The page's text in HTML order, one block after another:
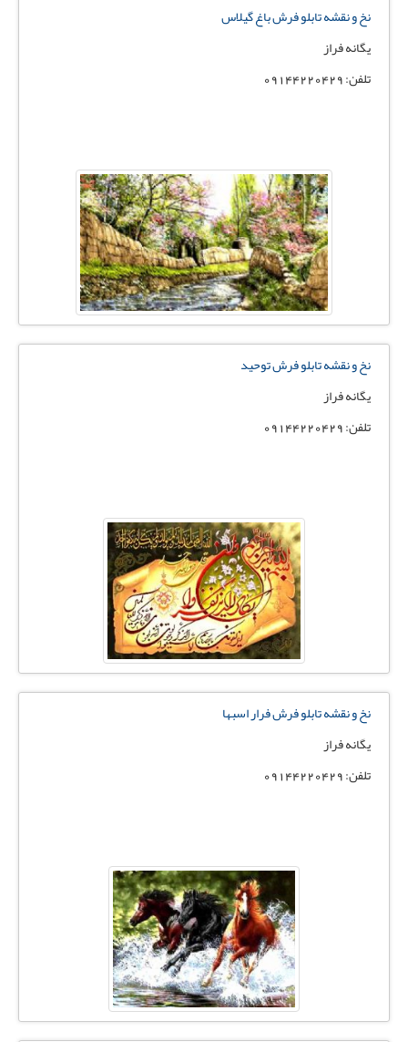
نخ و نقشه تابلو فرش باغ گيلاس
يگانه فراز
تلفن: 09144220429
نخ و نقشه تابلو فرش توحيد
يگانه فراز
تلفن: 09144220429
نخ و نقشه تابلو فرش فرار اسبها
يگانه فراز
تلفن: 09144220429